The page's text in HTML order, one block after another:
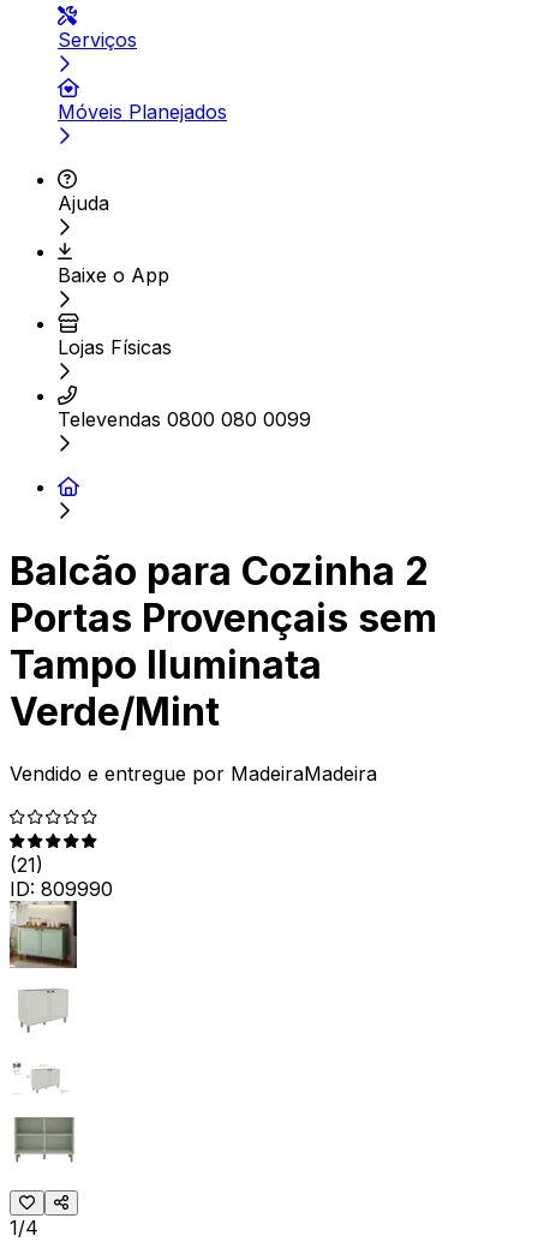
Serviços
Móveis Planejados
Ajuda
Baixe o App
Lojas Físicas
Televendas 0800 080 0099
Balcão para Cozinha 2
Portas Provençais sem
Tampo Iluminata
Verde/Mint
Vendido e entregue por MadeiraMadeira
(21)
ID: 809990
1/4